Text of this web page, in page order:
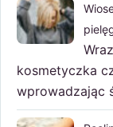
kosmetyczka
wprowadzając